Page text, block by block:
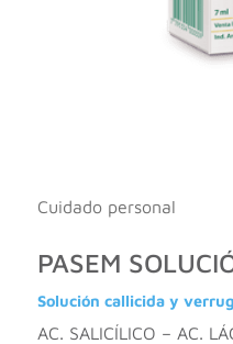
Cuidado personal
PASEM
Solución callicida y
AC. SALICÍLICO – AC.